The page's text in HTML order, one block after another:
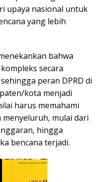
upaya nasional untuk
yang lebih
bahwa
secara
peran DPRD di
kota menjadi
harus memahami
menyeluruh, mulai dari
hingga
bencana terjadi.